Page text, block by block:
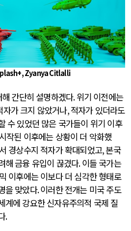
Zyanya Citlalli
간단히 설명하겠다.위기 이전에는
가 크지 않았거나,적자가 있더라도
수 있었던 많은 국가들이 위기 이후
작된 이후에는 상황이 더 악화했
경상수지 적자가 확대되었고,본국
해 금융 유입이 끊겼다.이들 국가는
이후에는 이보다 더 심각한 형태로
을 맞았다.이러한 전개는 미국 주도
계에 강요한 신자유주의적 국제 질
.